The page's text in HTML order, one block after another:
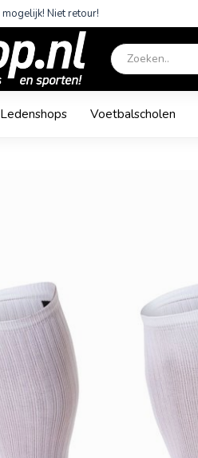
mogelijk! Niet retour!
Ledenshops Voetbalscholen